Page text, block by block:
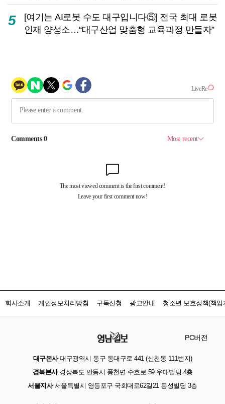
5
[여기는 AI로봇 수도 대구입니다⑤] 전국 최대 로봇
인재 양성소…“대구산업 맞춤형 교육과정 만들자”
회사소개 개인정보처리방침 구독신청 광고안내 청소년 보호정책(책임
PC버전
대구본사대구광역시 동구 동대구로 441 (신천동 111번지)
경북본사경상북도 안동시 풍천면 수호로 59 우대빌딩 4층
서울지사서울특별시 영등포구 국회대로62길21 동성빌딩 3층